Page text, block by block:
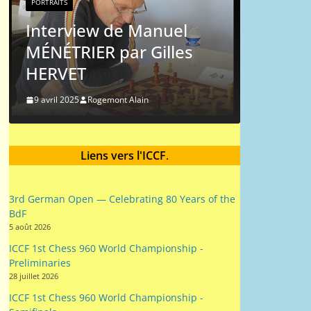
PORTRAITS
Interview de Manuel
MÉNÉTRIER par Gilles
HERVET
9 avril 2025 Rogemont Alain
Liens vers l'ICCF.
3rd German Open — Celebrating 80 Years of the
BdF
5 août 2026
ICCF 1st Chess 960 World Championship -
Preliminaries
28 juillet 2026
ICCF 1st Chess 960 World Championship -